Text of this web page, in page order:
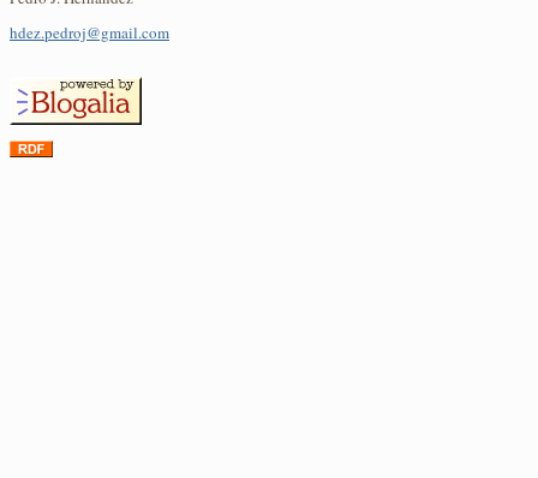
hdez.pedroj@gmail.com